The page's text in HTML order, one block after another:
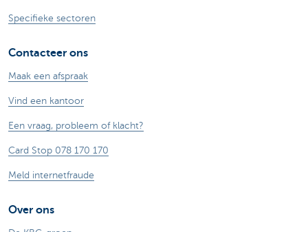
Specifieke sectoren
Contacteer ons
Maak een afspraak
Vind een kantoor
Een vraag, probleem of klacht?
Card Stop 078 170 170
Meld internetfraude
Over ons